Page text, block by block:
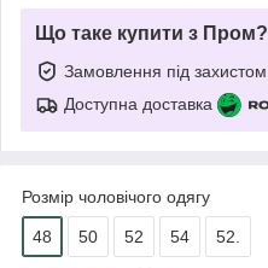
Що таке купити з Пром?
Замовлення під захистом
Доступна доставка
Розмір чоловічого одягу
48 50 52 54 52.